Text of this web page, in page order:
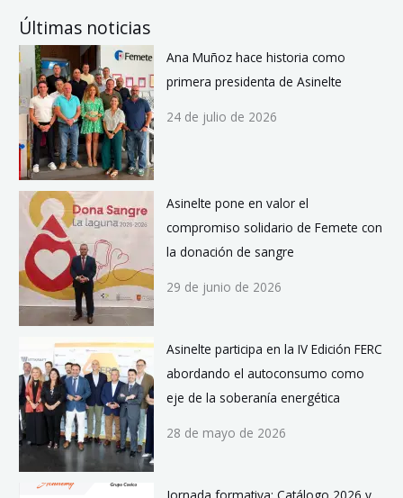
Últimas noticias
Ana Muñoz hace historia como
primera presidenta de Asinelte
24 de julio de 2026
Asinelte pone en valor el
compromiso solidario de Femete con
la donación de sangre
29 de junio de 2026
Asinelte participa en la IV Edición FERC
abordando el autoconsumo como
eje de la soberanía energética
28 de mayo de 2026